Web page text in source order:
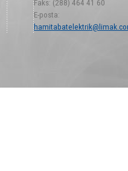
Faks: (288) 464 41 60
E-posta: